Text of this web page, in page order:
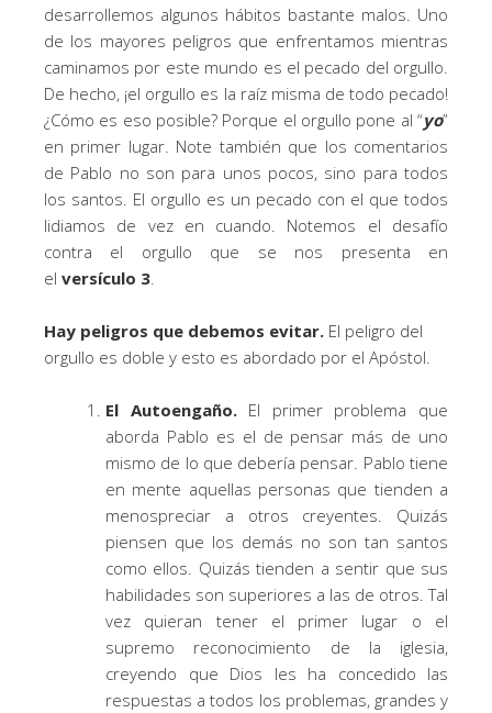
desarrollemos algunos hábitos bastante malos. Uno
de los mayores peligros que enfrentamos mientras
caminamos por este mundo es el pecado del orgullo.
De hecho, ¡el orgullo es la raíz misma de todo pecado!
¿Cómo es eso posible? Porque el orgullo pone al “yo”
en primer lugar. Note también que los comentarios
de Pablo no son para unos pocos, sino para todos
los santos. El orgullo es un pecado con el que todos
lidiamos de vez en cuando. Notemos el desafío
contra el orgullo que se nos presenta en
el versículo 3
Hay peligros que debemos evitar. El peligro del
orgullo es doble y esto es abordado por el Apóstol.
El Autoengaño. El primer problema que
aborda Pablo es el de pensar más de uno
mismo de lo que debería pensar. Pablo tiene
en mente aquellas personas que tienden a
menospreciar a otros creyentes. Quizás
piensen que los demás no son tan santos
como ellos. Quizás tienden a sentir que sus
habilidades son superiores a las de otros. Tal
vez quieran tener el primer lugar o el
supremo reconocimiento de la iglesia,
creyendo que Dios les ha concedido las
respuestas a todos los problemas, grandes y